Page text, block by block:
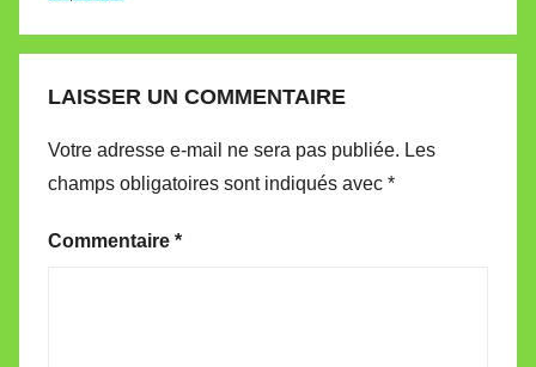
LAISSER UN COMMENTAIRE
Votre adresse e-mail ne sera pas publiée. Les
champs obligatoires sont indiqués avec *
Commentaire *